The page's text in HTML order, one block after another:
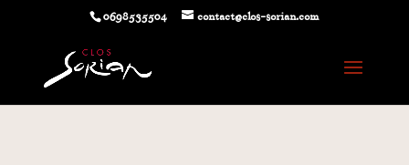
0698535504 contact@clos-sorian.com